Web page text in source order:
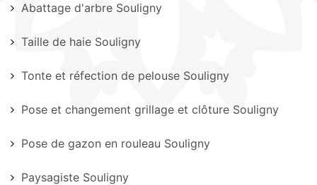
Abattage d'arbre Souligny
Taille de haie Souligny
Tonte et réfection de pelouse Souligny
Pose et changement grillage et clôture Souligny
Pose de gazon en rouleau Souligny
Paysagiste Souligny